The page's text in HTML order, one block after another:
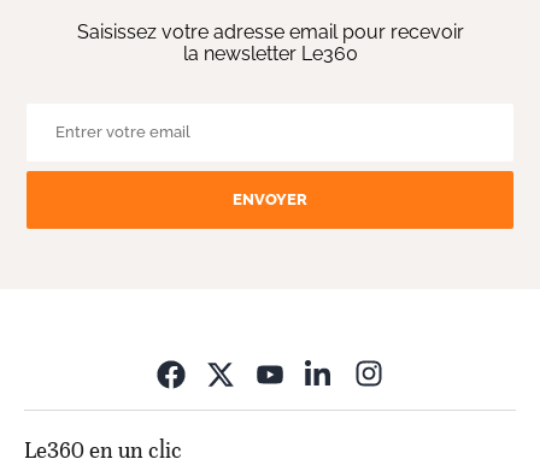
Saisissez votre adresse email pour recevoir
la newsletter Le360
ENVOYER
Le360 en un clic